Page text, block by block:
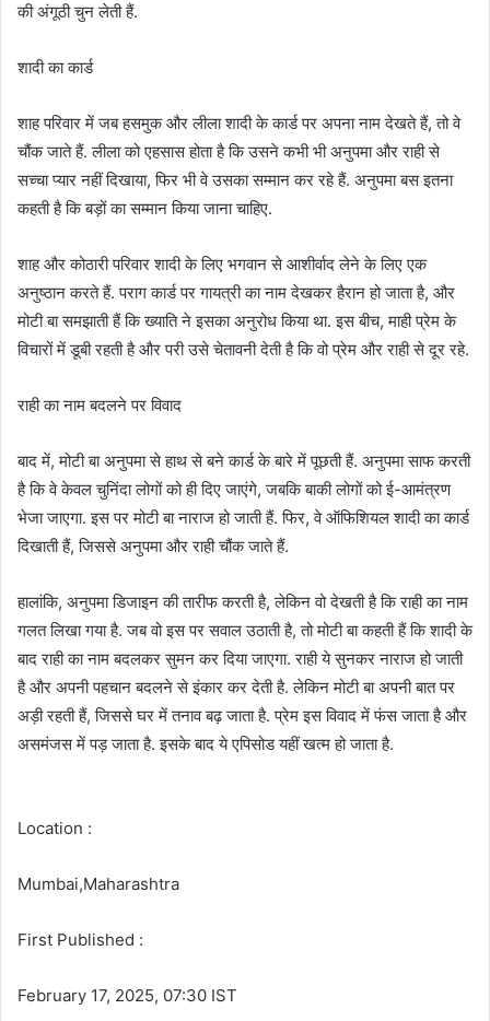
की अंगूठी चुन लेती हैं.
शादी का कार्ड
शाह परिवार में जब हसमुक और लीला शादी के कार्ड पर अपना नाम देखते हैं, तो वे
चौंक जाते हैं. लीला को एहसास होता है कि उसने कभी भी अनुपमा और राही से
सच्चा प्यार नहीं दिखाया, फिर भी वे उसका सम्मान कर रहे हैं. अनुपमा बस इतना
कहती है कि बड़ों का सम्मान किया जाना चाहिए.
शाह और कोठारी परिवार शादी के लिए भगवान से आशीर्वाद लेने के लिए एक
अनुष्ठान करते हैं. पराग कार्ड पर गायत्री का नाम देखकर हैरान हो जाता है, और
मोटी बा समझाती हैं कि ख्याति ने इसका अनुरोध किया था. इस बीच, माही प्रेम के
विचारों में डूबी रहती है और परी उसे चेतावनी देती है कि वो प्रेम और राही से दूर रहे.
राही का नाम बदलने पर विवाद
बाद में, मोटी बा अनुपमा से हाथ से बने कार्ड के बारे में पूछती हैं. अनुपमा साफ करती
है कि वे केवल चुनिंदा लोगों को ही दिए जाएंगे, जबकि बाकी लोगों को ई-आमंत्रण
भेजा जाएगा. इस पर मोटी बा नाराज हो जाती हैं. फिर, वे ऑफिशियल शादी का कार्ड
दिखाती हैं, जिससे अनुपमा और राही चौंक जाते हैं.
हालांकि, अनुपमा डिजाइन की तारीफ करती है, लेकिन वो देखती है कि राही का नाम
गलत लिखा गया है. जब वो इस पर सवाल उठाती है, तो मोटी बा कहती हैं कि शादी के
बाद राही का नाम बदलकर सुमन कर दिया जाएगा. राही ये सुनकर नाराज हो जाती
है और अपनी पहचान बदलने से इंकार कर देती है. लेकिन मोटी बा अपनी बात पर
अड़ी रहती हैं, जिससे घर में तनाव बढ़ जाता है. प्रेम इस विवाद में फंस जाता है और
असमंजस में पड़ जाता है. इसके बाद ये एपिसोड यहीं खत्म हो जाता है.
Location :
Mumbai,Maharashtra
First Published :
February 17, 2025, 07:30 IST